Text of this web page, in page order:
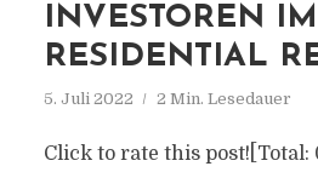
INVESTOREN
RESIDENTIAL
5. Juli 2022 2 Min. Lesedauer
Click to rate this post![Total: